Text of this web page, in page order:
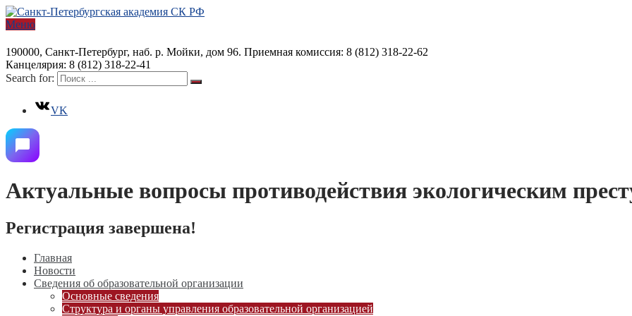
Меню
190000, Санкт-Петербург, наб. р. Мойки, дом 96. Приемная комиссия: 8 (812) 318-22-62
Канцелярия: 8 (812) 318-22-41
Search for:
VK
Актуальные вопросы противодействия экологическим
Регистрация завершена!
Главная
Новости
Сведения об образовательной организации
Основные сведения
Структура и органы управления образовательной организацией